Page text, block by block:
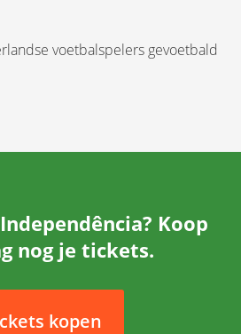
voetbalspelers gevoetbald
Koop
nog je tickets.
kopen